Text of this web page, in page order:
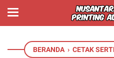
BERANDA › CETAK